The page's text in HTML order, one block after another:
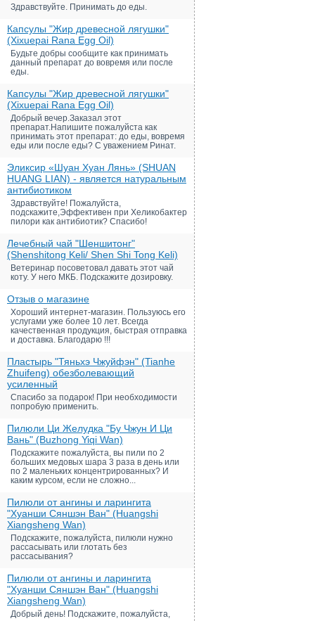
Здравствуйте. Принимать до еды.
Капсулы "Жир древесной лягушки"
(Xixuepai Rana Egg Oil)
Будьте добры сообщите как принимать
данный препарат до вовремя или после
еды.
Капсулы "Жир древесной лягушки"
(Xixuepai Rana Egg Oil)
Добрый вечер.Заказал этот
препарат.Напишите пожалуйста как
принимать этот препарат: до еды, вовремя
еды или после еды? С уважением Ринат.
Эликсир «Шуан Хуан Лянь» (SHUAN
HUANG LIAN) - является натуральным
антибиотиком
Здравствуйте! Пожалуйста,
подскажите,Эффективен при Хеликобактер
пилори как антибиотик? Спасибо!
Лечебный чай "Шеншитонг"
(Shenshitong Keli/ Shen Shi Tong Keli)
Ветеринар посоветовал давать этот чай
коту. У него МКБ. Подскажите дозировку.
Отзыв о магазине
Хороший интернет-магазин. Пользуюсь его
услугами уже более 10 лет. Всегда
качественная продукция, быстрая отправка
и доставка. Благодарю !!!
Пластырь "Тяньхэ Чжуйфэн" (Tianhe
Zhuifeng) обезболевающий
усиленный
Спасибо за подарок! При необходимости
попробую применить.
Пилюли Ци Желудка "Бу Чжун И Ци
Вань" (Buzhong Yiqi Wan)
Подскажите пожалуйста, вы пили по 2
больших медовых шара 3 раза в день или
по 2 маленьких концентрированных? И
каким курсом, если не сложно...
Пилюли от ангины и ларингита
"Хуанши Сяншэн Ван" (Huangshi
Xiangsheng Wan)
Подскажите, пожалуйста, пилюли нужно
рассасывать или глотать без
рассасывания?
Пилюли от ангины и ларингита
"Хуанши Сяншэн Ван" (Huangshi
Xiangsheng Wan)
Добрый день! Подскажите, пожалуйста,